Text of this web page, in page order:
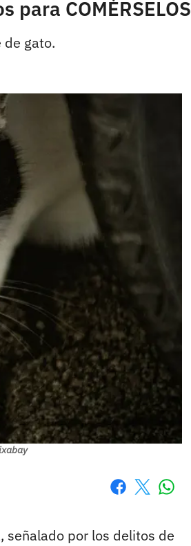
para COMÉRSELOS
de gato.
señalado por los delitos de